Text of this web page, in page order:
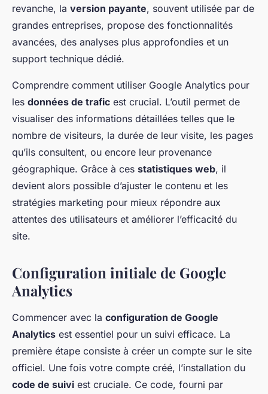
revanche, la version payante, souvent utilisée par de
grandes entreprises, propose des fonctionnalités
avancées, des analyses plus approfondies et un
support technique dédié.
Comprendre comment utiliser Google Analytics pour
les données de trafic est crucial. L’outil permet de
visualiser des informations détaillées telles que le
nombre de visiteurs, la durée de leur visite, les pages
qu’ils consultent, ou encore leur provenance
géographique. Grâce à ces statistiques web, il
devient alors possible d’ajuster le contenu et les
stratégies marketing pour mieux répondre aux
attentes des utilisateurs et améliorer l’efficacité du
site.
Configuration initiale de Google
Analytics
Commencer avec la configuration de Google
Analytics est essentiel pour un suivi efficace. La
première étape consiste à créer un compte sur le site
officiel. Une fois votre compte créé, l’installation du
code de suivi est cruciale. Ce code, fourni par